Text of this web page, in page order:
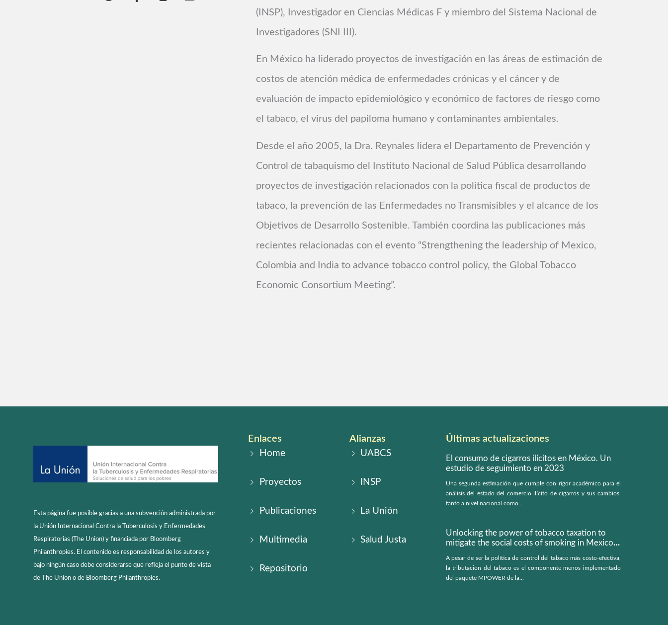
(INSP), Investigador en Ciencias Médicas F y miembro del Sistema Nacional de
Investigadores (SNI III).
En México ha liderado proyectos de investigación en las áreas de estimación de
costos de atención médica de enfermedades crónicas y el cáncer y de
evaluación de impacto epidemiológico y económico de factores de riesgo como
el tabaco, el virus del papiloma humano y contaminantes ambientales.
Desde el año 2005, la Dra. Reynales lidera el Departamento de Prevención y
Control de tabaquismo del Instituto Nacional de Salud Pública desarrollando
proyectos de investigación relacionados con la política fiscal de productos de
tabaco, la prevención de las Enfermedades no Transmisibles y el alcance de los
Objetivos de Desarrollo Sostenible. También coordina las publicaciones más
recientes relacionadas con el evento “Strengthening the leadership of Mexico,
Colombia and India to advance tobacco control policy, the Global Tobacco
Economic Consortium Meeting”.
Esta página fue posible gracias a una subvención administrada por
la Unión Internacional Contra la Tuberculosis y Enfermedades
Respiratorias (The Union) y financiada por Bloomberg
Philanthropies. El contenido es responsabilidad de los autores y
bajo ningún caso debe considerarse que refleja el punto de vista
de The Union o de Bloomberg Philanthropies.
Enlaces
Home
Proyectos
Publicaciones
Multimedia
Repositorio
Alianzas
UABCS
INSP
La Unión
Salud Justa
Últimas actualizaciones
El consumo de cigarros ilícitos en México. Un
estudio de seguimiento en 2023
Una segunda estimación que cumple con rigor académico para el
análisis del estado del comercio ilícito de cigarros y sus cambios,
tanto a nivel nacional como...
Unlocking the power of tobacco taxation to
mitigate the social costs of smoking in Mexico:
A pesar de ser la política de control del tabaco más costo-efectiva,
la tributación del tabaco es el componente menos implementado
del paquete MPOWER de la...